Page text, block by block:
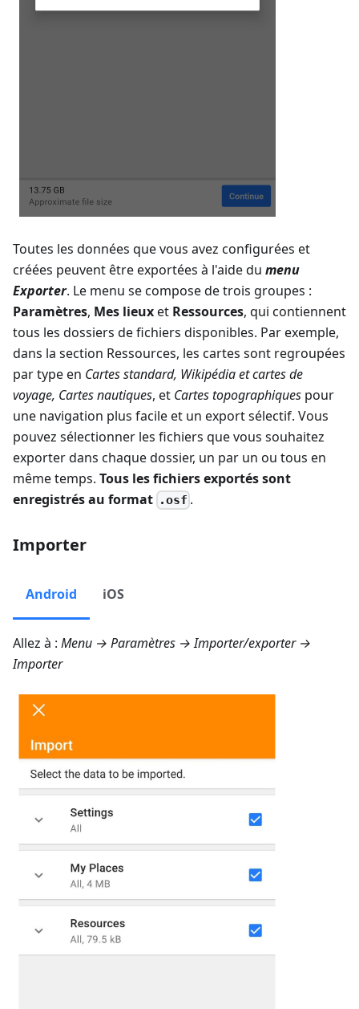
Toutes les données que vous avez configurées et
créées peuvent être exportées à l'aide du menu
Exporter. Le menu se compose de trois groupes :
Paramètres, Mes lieuxet Ressources, qui contiennent
tous les dossiers de fichiers disponibles. Par exemple,
dans la section Ressources, les cartes sont regroupées
par type en Cartes standard, Wikipédia et cartes de
voyage, Cartes nautiques, et Cartes topographiques pour
une navigation plus facile et un export sélectif. Vous
pouvez sélectionner les fichiers que vous souhaitez
exporter dans chaque dossier, un par un ou tous en
même temps. Tous les fichiers exportés sont
enregistrés au format .osf .
Importer
Android iOS
Allez à : Menu → Paramètres → Importer/exporter →
Importer